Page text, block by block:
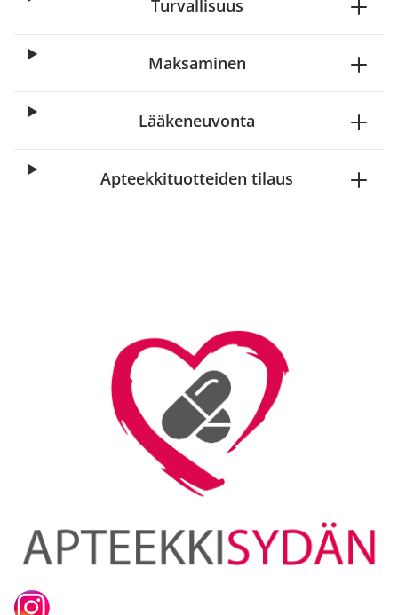
Turvallisuus
Maksaminen
Lääkeneuvonta
Apteekkituotteiden tilaus